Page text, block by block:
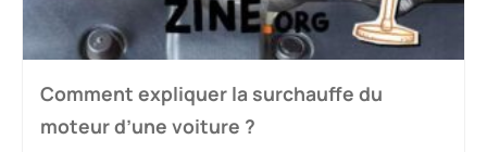
Comment expliquer la surchauffe du
moteur d’une voiture ?